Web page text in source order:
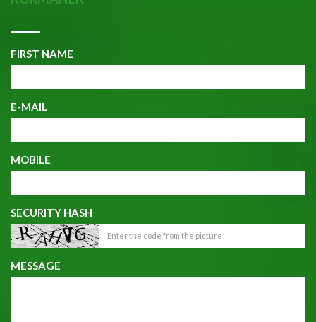
FIRST NAME
E-MAIL
MOBILE
SECURITY HASH
MESSAGE